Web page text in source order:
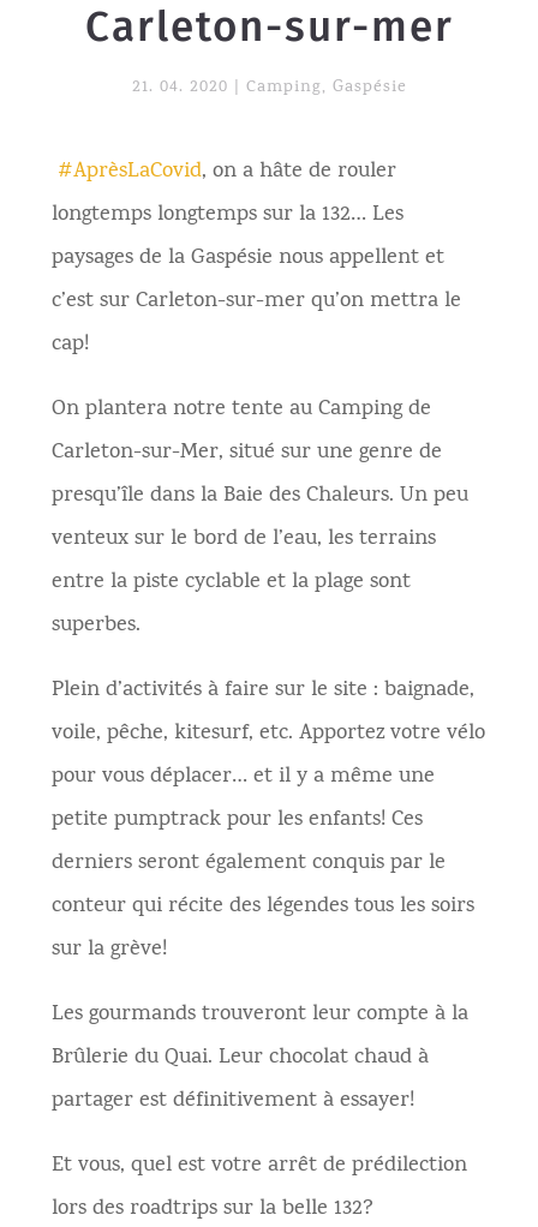
Carleton-sur-mer
21. 04. 2020 Camping, Gaspésie
#AprèsLaCovid, on a hâte de rouler
longtemps longtemps sur la 132… Les
paysages de la Gaspésie nous appellent et
c’est sur Carleton-sur-mer qu’on mettra le
cap!
On plantera notre tente au Camping de
Carleton-sur-Mer, situé sur une genre de
presqu’île dans la Baie des Chaleurs. Un peu
venteux sur le bord de l’eau, les terrains
entre la piste cyclable et la plage sont
superbes.
Plein d’activités à faire sur le site : baignade,
voile, pêche, kitesurf, etc. Apportez votre vélo
pour vous déplacer… et il y a même une
petite pumptrack pour les enfants! Ces
derniers seront également conquis par le
conteur qui récite des légendes tous les soirs
sur la grève!
Les gourmands trouveront leur compte à la
Brûlerie du Quai. Leur chocolat chaud à
partager est définitivement à essayer!
Et vous, quel est votre arrêt de prédilection
lors des roadtrips sur la belle 132?